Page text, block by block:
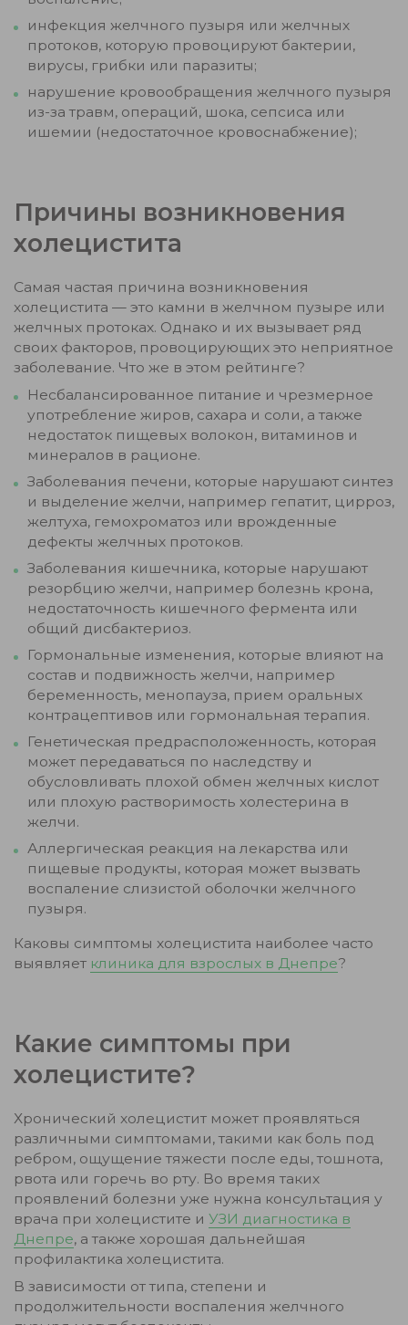
инфекция желчного пузыря или желчных
протоков, которую провоцируют бактерии,
вирусы, грибки или паразиты;
нарушение кровообращения желчного пузыря
из-за травм, операций, шока, сепсиса или
ишемии (недостаточное кровоснабжение);
Причины возникновения
холецистита
Самая частая причина возникновения
холецистита — это камни в желчном пузыре или
желчных протоках. Однако и их вызывает ряд
своих факторов, провоцирующих это неприятное
заболевание. Что же в этом рейтинге?
Несбалансированное питание и чрезмерное
употребление жиров, сахара и соли, а также
недостаток пищевых волокон, витаминов и
минералов в рационе.
Заболевания печени, которые нарушают синтез
и выделение желчи, например гепатит, цирроз,
желтуха, гемохроматоз или врожденные
дефекты желчных протоков.
Заболевания кишечника, которые нарушают
резорбцию желчи, например болезнь крона,
недостаточность кишечного фермента или
общий дисбактериоз.
Гормональные изменения, которые влияют на
состав и подвижность желчи, например
беременность, менопауза, прием оральных
контрацептивов или гормональная терапия.
Генетическая предрасположенность, которая
может передаваться по наследству и
обусловливать плохой обмен желчных кислот
или плохую растворимость холестерина в
желчи.
Аллергическая реакция на лекарства или
пищевые продукты, которая может вызвать
воспаление слизистой оболочки желчного
пузыря.
Каковы симптомы холецистита наиболее часто
выявляет клиника для взрослых в Днепре?
Какие симптомы при
холецистите?
Хронический холецистит может проявляться
различными симптомами, такими как боль под
ребром, ощущение тяжести после еды, тошнота,
рвота или горечь во рту. Во время таких
проявлений болезни уже нужна консультация у
врача при холецистите и УЗИ диагностика в
Днепре, а также хорошая дальнейшая
профилактика холецистита.
В зависимости от типа, степени и
продолжительности воспаления желчного